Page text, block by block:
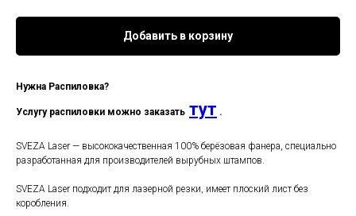
Добавить в корзину
Нужна Распиловка?
Услугу распиловки можно заказать тут .
SVEZA Laser — высококачественная 100% берёзовая фанера, специально
разработанная для производителей вырубных штампов.
SVEZA Laser подходит для лазерной резки, имеет плоский лист без
коробления.